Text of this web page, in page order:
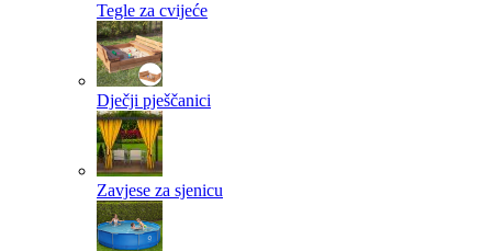
Tegle za cvijeće
Dječji pješčanici
Zavjese za sjenicu